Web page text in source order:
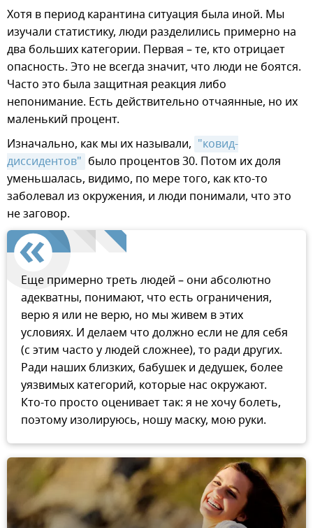
Хотя в период карантина ситуация была иной. Мы
изучали статистику, люди разделились примерно на
два больших категории. Первая – те, кто отрицает
опасность. Это не всегда значит, что люди не боятся.
Часто это была защитная реакция либо
непонимание. Есть действительно отчаянные, но их
маленький процент.
Изначально, как мы их называли, "ковид-
диссидентов" было процентов 30. Потом их доля
уменьшалась, видимо, по мере того, как кто-то
заболевал из окружения, и люди понимали, что это
не заговор.
Еще примерно треть людей – они абсолютно
адекватны, понимают, что есть ограничения,
верю я или не верю, но мы живем в этих
условиях. И делаем что должно если не для себя
(с этим часто у людей сложнее), то ради других.
Ради наших близких, бабушек и дедушек, более
уязвимых категорий, которые нас окружают.
Кто-то просто оценивает так: я не хочу болеть,
поэтому изолируюсь, ношу маску, мою руки.